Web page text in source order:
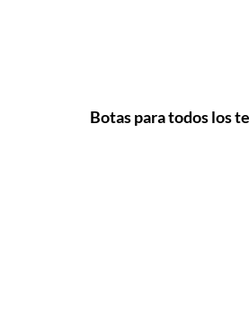
Botas para todos los